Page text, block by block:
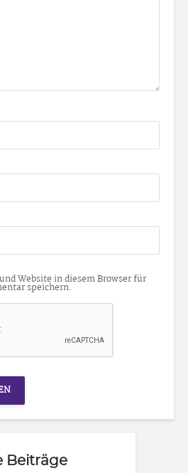
Website in diesem Browser für
speichern.
Beiträge